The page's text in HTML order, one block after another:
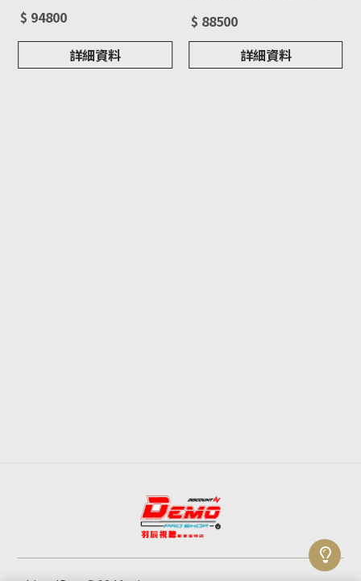
$ 94800
詳細資料
$ 88500
詳細資料